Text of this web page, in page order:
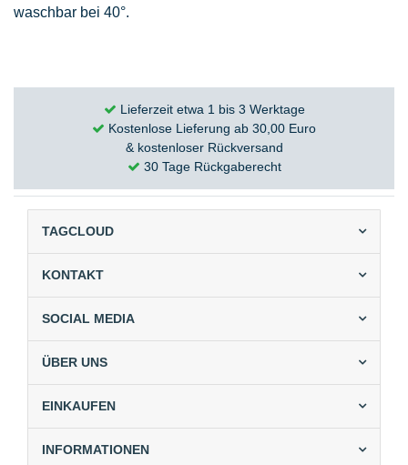
waschbar bei 40°.
Lieferzeit etwa 1 bis 3 Werktage
Kostenlose Lieferung ab 30,00 Euro
& kostenloser Rückversand
30 Tage Rückgaberecht
TAGCLOUD
KONTAKT
SOCIAL MEDIA
ÜBER UNS
EINKAUFEN
INFORMATIONEN